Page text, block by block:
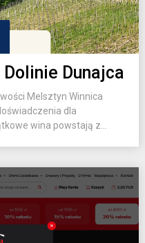
Dunajca
Melsztyn Winnica
dla
wina powstają z...